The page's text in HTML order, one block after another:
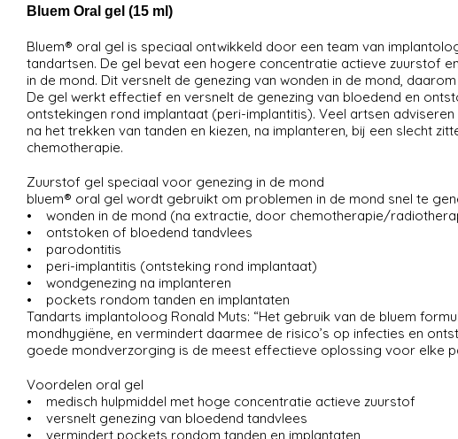
Bluem Oral gel (15 ml)
Bluem® oral gel is speciaal ontwikkeld door een team van
tandartsen. De gel bevat een hogere concentratie actieve zuurstof
in de mond. Dit versnelt de genezing van wonden in de mond,
De gel werkt effectief en versnelt de genezing van bloedend en
ontstekingen rond implantaat (peri-implantitis). Veel artsen
na het trekken van tanden en kiezen, na implanteren, bij een slecht
chemotherapie.
Zuurstof gel speciaal voor genezing in de mond
bluem® oral gel wordt gebruikt om problemen in de mond snel te
• wonden in de mond (na extractie, door chemotherapie/
• ontstoken of bloedend tandvlees
• parodontitis
• peri-implantitis (ontsteking rond implantaat)
• wondgenezing na implanteren
• pockets rondom tanden en implantaten
Tandarts implantoloog Ronald Muts: “Het gebruik van de bluem
mondhygiëne, en vermindert daarmee de risico’s op infecties en
goede mondverzorging is de meest effectieve oplossing voor elke
Voordelen oral gel
• medisch hulpmiddel met hoge concentratie actieve zuurstof
• versnelt genezing van bloedend tandvlees
• vermindert pockets rondom tanden en implantaten